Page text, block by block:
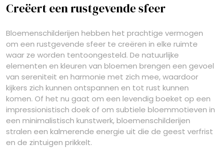
Creëert een rustgevende sfeer
Bloemenschilderijen hebben het prachtige vermogen
om een rustgevende sfeer te creëren in elke ruimte
waar ze worden tentoongesteld. De natuurlijke
elementen en kleuren van bloemen brengen een gevoel
van sereniteit en harmonie met zich mee, waardoor
kijkers zich kunnen ontspannen en tot rust kunnen
komen. Of het nu gaat om een levendig boeket op een
impressionistisch doek of om subtiele bloemmotieven in
een minimalistisch kunstwerk, bloemenschilderijen
stralen een kalmerende energie uit die de geest verfrist
en de zintuigen prikkelt.